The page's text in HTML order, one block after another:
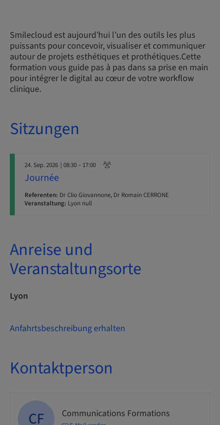
Smilecloud est aujourd’hui l’un des outils les plus
puissants pour concevoir, visualiser et communiquer
autour de projets esthétiques et prothétiques.Cette
formation vous guide pas à pas dans sa prise en main
pour intégrer le digital au cœur de votre workflow
clinique.
Sitzungen
24. Sep. 2026 | 08:30 – 17:00
Journée
Referenten: Dr Clio Giovannone, Dr Romain CERRONE
Veranstaltung: Lyon null
Anreise und
Veranstaltungsorte
Lyon
Anfahrtsbeschreibung erhalten
Kontaktperson
CF Communications Formations